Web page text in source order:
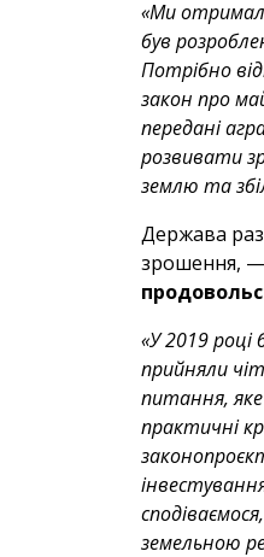
«Ми
був
Потрібно
закон про
передані
розвивати
землю та
Держава
зрошення,
«У 2019
прийняли
питання, яке
практичні
земельною